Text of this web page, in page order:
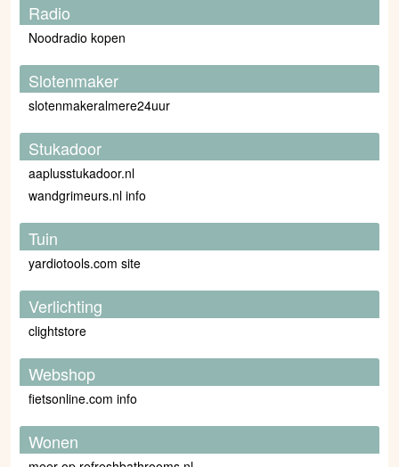
Radio
Noodradio kopen
Slotenmaker
slotenmakeralmere24uur
Stukadoor
aaplusstukadoor.nl
wandgrimeurs.nl info
Tuin
yardiotools.com site
Verlichting
clightstore
Webshop
fietsonline.com info
Wonen